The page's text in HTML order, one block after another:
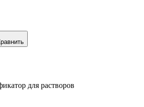
для растворов